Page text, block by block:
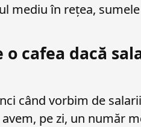
mediu în rețea,
o cafea dacă
când vorbim de
pe zi, un număr